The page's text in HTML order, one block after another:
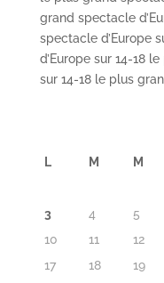
grand spectacle
spectacle d’Europe
d’Europe sur 14-18
sur 14-18 le plus
L M M
3
4 5
10
11 12
17
18 19